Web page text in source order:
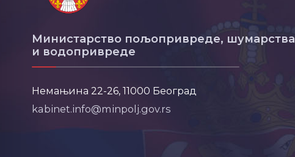
Министарство пољопривреде, шумарства
и водопривреде
Немањина 22-26, 11000 Београд
kabinet.info@minpolj.gov.rs